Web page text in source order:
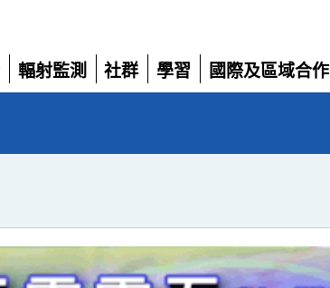
輻射監測
展
社群
展
學習
展
國際及區域合作
展